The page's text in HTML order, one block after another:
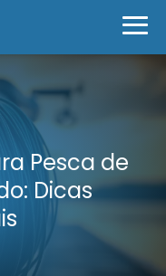
Pesca de
Dicas